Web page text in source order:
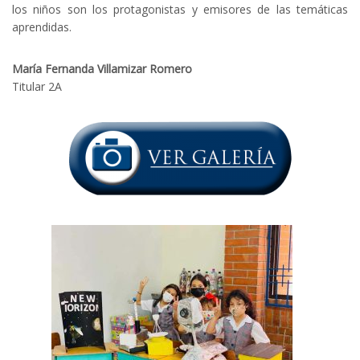
los niños son los protagonistas y emisores de las temáticas
aprendidas.
María Fernanda Villamizar Romero
Titular 2A